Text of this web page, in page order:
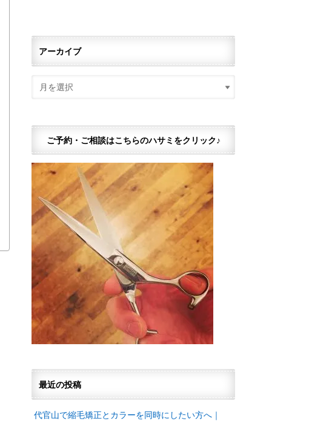
アーカイブ
ご予約・ご相談はこちらのハサミをクリック♪
最近の投稿
代官山で縮毛矯正とカラーを同時にしたい方へ｜